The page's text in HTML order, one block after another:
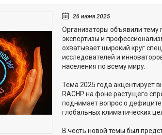
26 июня 2025
Организаторы объявили тему
экспертизы и
охватывает широкий круг
исследователей и
населения по всему миру.
Тема 2025 года акцентирует
RACHP на фоне растущего
поднимает вопрос о
глобальных климатических
В честь новой темы был